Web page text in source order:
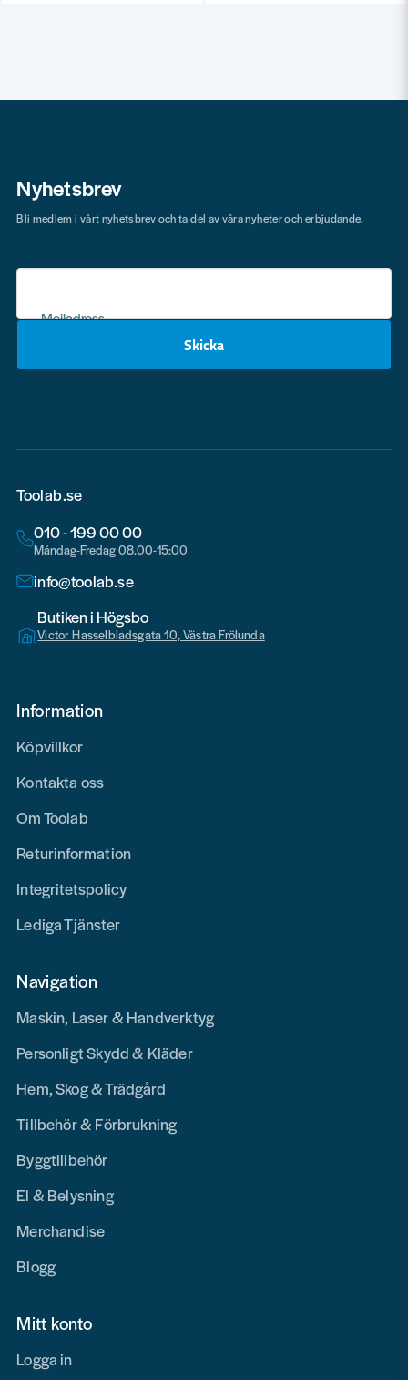
Nyhetsbrev
Mejladress
Skicka
Bli medlem i vårt nyhetsbrev och ta del av våra nyheter och erbjudande.
Toolab.se
010 - 199 00 00
Måndag-Fredag 08.00-15:00
info@toolab.se
Butiken i Högsbo
Victor Hasselbladsgata 10, Västra Frölunda
Information
Köpvillkor
Kontakta oss
Om Toolab
Returinformation
Integritetspolicy
Lediga Tjänster
Navigation
Maskin, Laser & Handverktyg
Personligt Skydd & Kläder
Hem, Skog & Trädgård
Tillbehör & Förbrukning
Byggtillbehör
El & Belysning
Merchandise
Blogg
Mitt konto
Logga in